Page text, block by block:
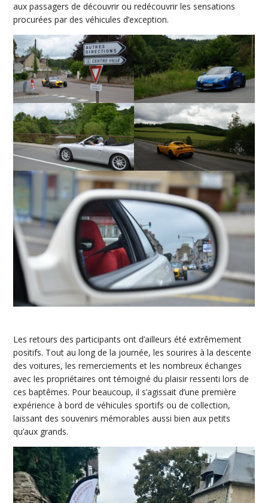
aux passagers de découvrir ou redécouvrir les sensations
procurées par des véhicules d’exception.
Les retours des participants ont d’ailleurs été extrêmement
positifs. Tout au long de la journée, les sourires à la descente
des voitures, les remerciements et les nombreux échanges
avec les propriétaires ont témoigné du plaisir ressenti lors de
ces baptêmes. Pour beaucoup, il s’agissait d’une première
expérience à bord de véhicules sportifs ou de collection,
laissant des souvenirs mémorables aussi bien aux petits
qu’aux grands.